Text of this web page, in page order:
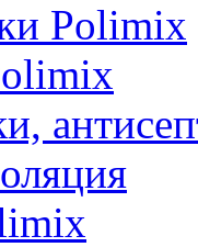
Polimix